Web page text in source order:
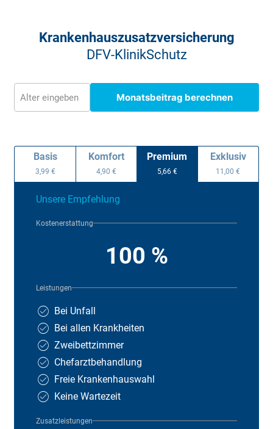
Krankenhauszusatz­versicherung
DFV-KlinikSchutz
Alter eingeben Monatsbeitrag berechnen
Basis
3,99 €
Komfort
4,90 €
Premium
5,66 €
Exklusiv
11,00 €
Unsere Empfehlung
Kostenerstattung
100 %
Leistungen
Bei Unfall
Bei allen Krankheiten
Zweibettzimmer
Chefarztbehandlung
Freie Krankenhauswahl
Keine Wartezeit
Zusatzleistungen